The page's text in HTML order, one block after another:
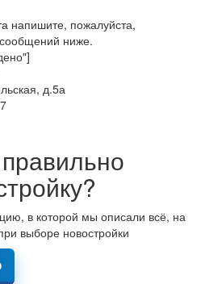
напишите, пожалуйста,
ниже.
д.5а
в которой мы описали всё, на
выборе новостройки